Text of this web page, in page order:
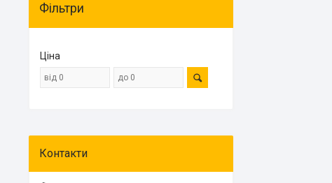
Фільтри
Ціна